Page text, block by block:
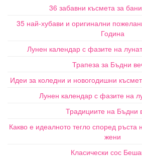
36 забавни късмета за
35 най-хубави и оригинални
Година
Лунен календар с фазите на
Трапеза за Бъдни
Идеи за коледни и новогодишни
Лунен календар с фазите на
Традициите на Бъдни
Какво е идеалното тегло според
жени
Класически сос